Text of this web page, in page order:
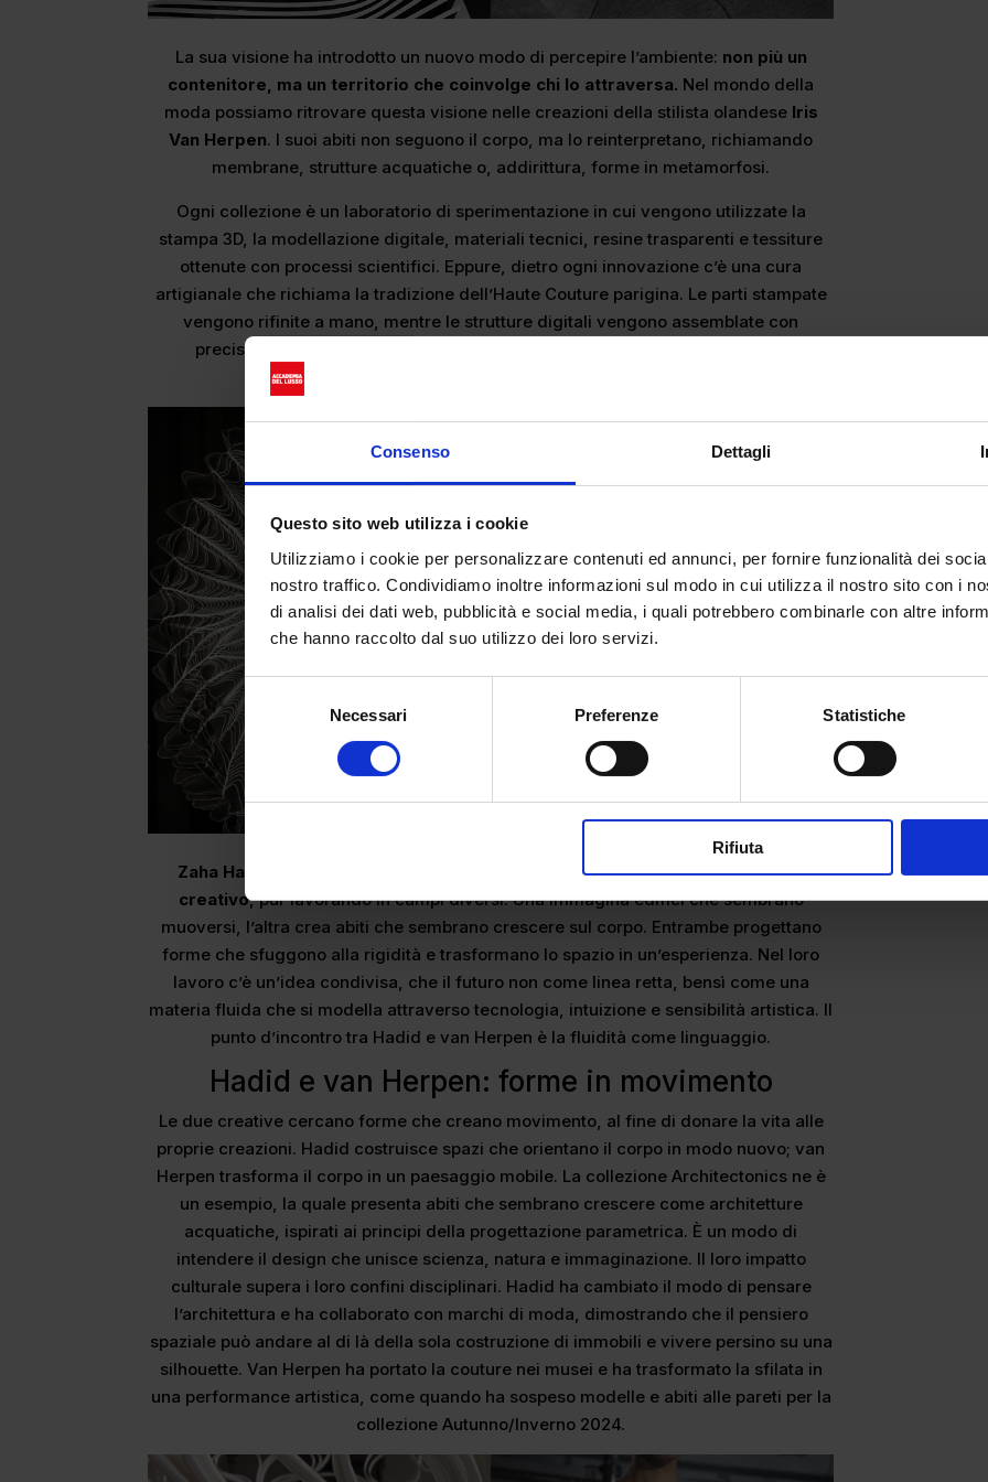
Consenso Dettagli
Questo sito web utilizza i cookie
Utilizziamo i cookie per personalizzare contenuti ed annunci, per fornire funzionalità dei
nostro traffico. Condividiamo inoltre informazioni sul modo in cui utilizza il nostro sito con i
di analisi dei dati web, pubblicità e social media, i quali potrebbero combinarle con altre
che hanno raccolto dal suo utilizzo dei loro servizi.
del
consenso
Necessari Preferenze Statistiche
Rifiuta
La sua visione ha introdotto un nuovo modo di percepire l’ambiente: non più un
contenitore, ma un territorio che coinvolge chi lo attraversa. Nel mondo della
moda possiamo ritrovare questa visione nelle creazioni della stilista olandeseIris
Van Herpen. I suoi abiti non seguono il corpo, ma lo reinterpretano, richiamando
membrane, strutture acquatiche o, addirittura, forme in metamorfosi.
Ogni collezione è un laboratorio di sperimentazione in cui vengono utilizzate la
stampa 3D, la modellazione digitale, materiali tecnici, resine trasparenti e tessiture
ottenute con processi scientifici. Eppure, dietro ogni innovazione c’è una cura
artigianale che richiama la tradizione dell’Haute Couture parigina. Le parti stampate
vengono rifinite a mano, mentre le strutture digitali vengono assemblate con
precisione sartoriale. La tecnologia viene integrata con il fine di diventare
Zaha Hadid e Iris van Herpen sembrano appartenere allo stesso orizzonte
creativo, pur lavorando in campi diversi. Una immagina edifici che sembrano
muoversi, l’altra crea abiti che sembrano crescere sul corpo. Entrambe progettano
forme che sfuggono alla rigidità e trasformano lo spazio in un’esperienza. Nel loro
lavoro c’è un’idea condivisa, che il futuro non come linea retta, bensì come una
materia fluida che si modella attraverso tecnologia, intuizione e sensibilità artistica. Il
punto d’incontro tra Hadid e van Herpen è la fluidità come linguaggio.
Hadid e van Herpen: forme in movimento
Le due creative cercano forme che creano movimento, al fine di donare la vita alle
proprie creazioni. Hadid costruisce spazi che orientano il corpo in modo nuovo; van
Herpen trasforma il corpo in un paesaggio mobile. La collezione Architectonics ne è
un esempio, la quale presenta abiti che sembrano crescere come architetture
acquatiche, ispirati ai principi della progettazione parametrica. È un modo di
intendere il design che unisce scienza, natura e immaginazione. Il loro impatto
culturale supera i loro confini disciplinari. Hadid ha cambiato il modo di pensare
l’architettura e ha collaborato con marchi di moda, dimostrando che il pensiero
spaziale può andare al di là della sola costruzione di immobili e vivere persino su una
silhouette. Van Herpen ha portato la couture nei musei e ha trasformato la sfilata in
una performance artistica, come quando ha sospeso modelle e abiti alle pareti per la
collezione Autunno/Inverno 2024.